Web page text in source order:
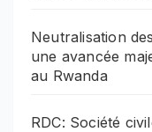
Neutralisation
une avancée
au Rwanda
RDC: Société